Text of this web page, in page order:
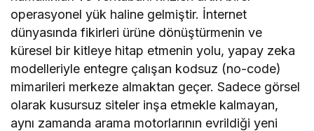
operasyonel yük haline gelmiştir. İnternet
dünyasında fikirleri ürüne dönüştürmenin ve
küresel bir kitleye hitap etmenin yolu, yapay zeka
modelleriyle entegre çalışan kodsuz (no-code)
mimarileri merkeze almaktan geçer. Sadece görsel
olarak kusursuz siteler inşa etmekle kalmayan,
aynı zamanda arama motorlarının evrildiği yeni